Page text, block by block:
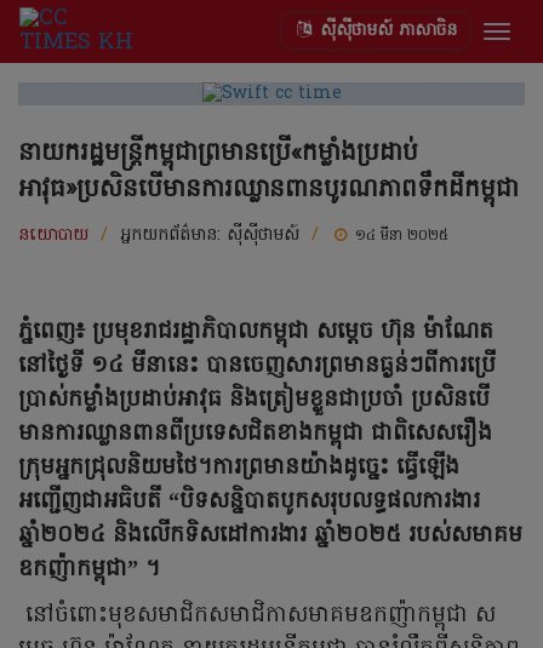
ស៊ីស៊ីថាមស៍ ភាសាចិន
នាយករដ្ឋមន្ត្រីកម្ពុជាព្រមានប្រើ«កម្លាំងប្រដាប់
អាវុធ»ប្រសិនបើមានការឈ្លានពានបូរណភាពទឹកដីកម្ពុជា
នយោបាយ / អ្នកយកព័ត៌មាន: ស៊ីស៊ីថាមស៍ / ១៤ មីនា ២០២៥
ភ្នំពេញ៖ ប្រមុខរាជរដ្ឋាភិបាលកម្ពុជា សម្តេច ហ៊ុន ម៉ាណែត
នៅថ្ងៃទី ១៤ មីនានេះ បានចេញសារព្រមានធ្ងន់ៗពីការប្រើ
ប្រាស់កម្លាំងប្រដាប់អាវុធ និងត្រៀមខ្លួនជាប្រចាំ ប្រសិនបើ
មានការឈ្លានពានពីប្រទេសជិតខាងកម្ពុជា ជាពិសេសរឿង
ក្រុមអ្នកជ្រុលនិយមថៃ។ការព្រមានយ៉ាងដូច្នេះ ធ្វើឡើង
អញ្ជើញជាអធិបតី “បិទសន្និបាតបូកសរុបលទ្ធផលការងារ
ឆ្នាំ២០២៤ និងលើកទិសដៅការងារ ឆ្នាំ២០២៥ របស់សមាគម
ឧកញ៉ាកម្ពុជា” ។
នៅចំពោះមុខសមាជិកសមាជិកាសមាគមឧកញ៉ាកម្ពុជា ស